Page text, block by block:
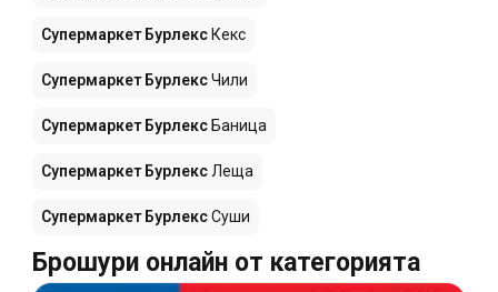
Супермаркет Бурлекс Кекс
Супермаркет БурлексЧили
Супермаркет Бурлекс Баница
Супермаркет БурлексЛеща
Супермаркет БурлексСуши
Брошури онлайн от категорията